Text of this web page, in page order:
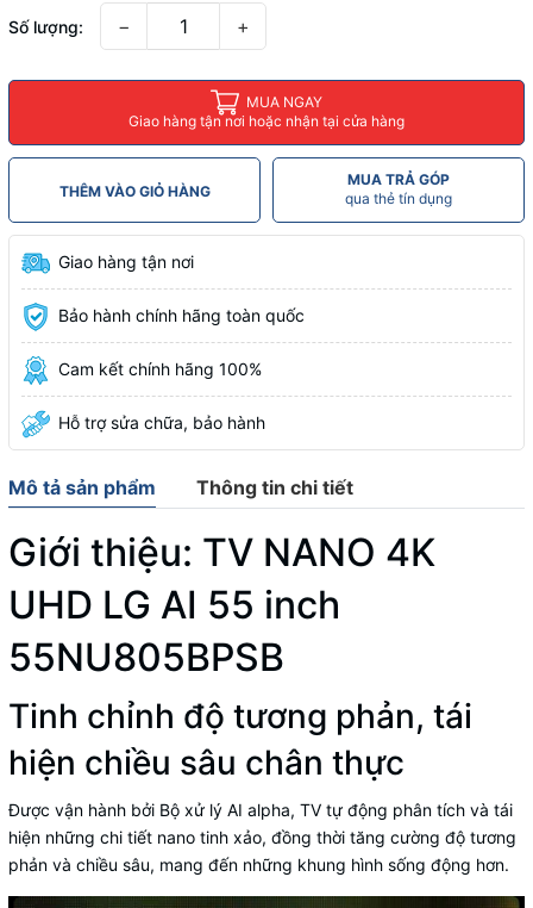
Số lượng: − +
MUA NGAY
Giao hàng tận nơi hoặc nhận tại cửa hàng
THÊM VÀO GIỎ HÀNG
MUA TRẢ GÓP
qua thẻ tín dụng
Giao hàng tận nơi
Bảo hành chính hãng toàn quốc
Cam kết chính hãng 100%
Hỗ trợ sửa chữa, bảo hành
Mô tả sản phẩm Thông tin chi tiết
Giới thiệu: TV NANO 4K
UHD LG AI 55 inch
55NU805BPSB
Tinh chỉnh độ tương phản, tái
hiện chiều sâu chân thực
Được vận hành bởi Bộ xử lý AI alpha, TV tự động phân tích và tái
hiện những chi tiết nano tinh xảo, đồng thời tăng cường độ tương
phản và chiều sâu, mang đến những khung hình sống động hơn.